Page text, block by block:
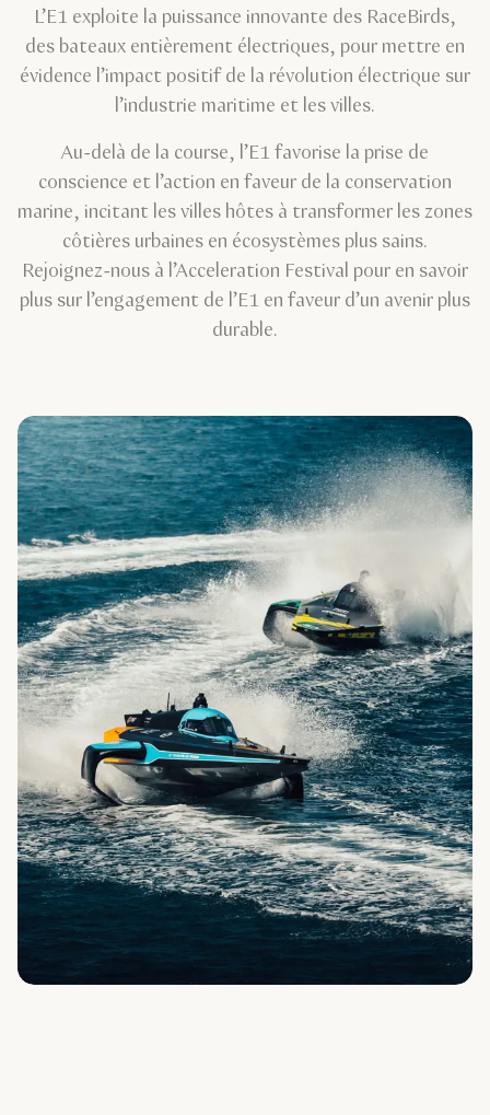
L’E1 exploite la puissance innovante des RaceBirds,
des bateaux entièrement électriques, pour mettre en
évidence l’impact positif de la révolution électrique sur
l’industrie maritime et les villes.
Au-delà de la course, l’E1 favorise la prise de
conscience et l’action en faveur de la conservation
marine, incitant les villes hôtes à transformer les zones
côtières urbaines en écosystèmes plus sains.
Rejoignez-nous à l’Acceleration Festival pour en savoir
plus sur l’engagement de l’E1 en faveur d’un avenir plus
durable.